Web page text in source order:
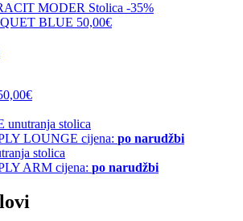
-35%
BLUE 50,00€
LOUNGE cijena: po narudžbi
ARM cijena: po narudžbi